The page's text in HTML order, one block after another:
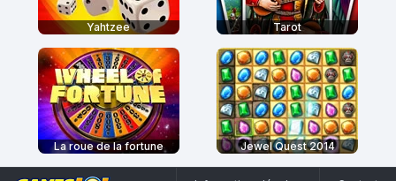
Yahtzee Tarot
La roue de la fortune Jewel Quest 2014